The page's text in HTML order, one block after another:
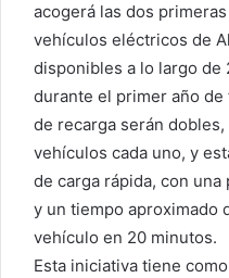
acogerá las dos
vehículos eléctricos de
disponibles a lo largo de
durante el primer año
de recarga serán
vehículos cada uno, y
de carga rápida, con una
y un tiempo aproximado
vehículo en 20 minutos.
Esta iniciativa tiene